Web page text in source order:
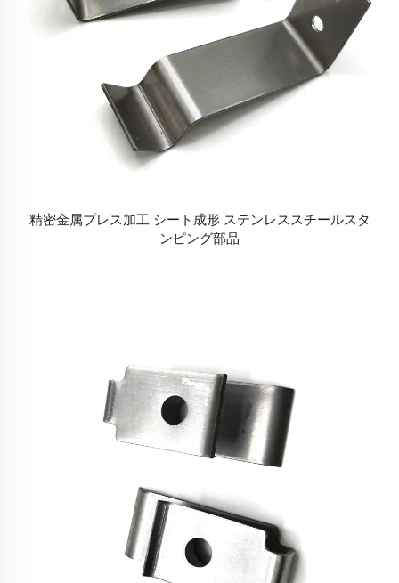
精密金属プレス加工 シート成形 ステンレススチールスタ
ンピング部品